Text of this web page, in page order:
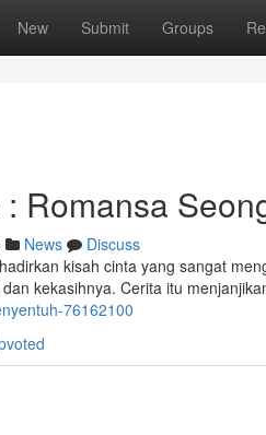
New Submit Groups
Romansa
News
Discuss
kisah cinta yang sangat
kekasihnya. Cerita itu
76162100